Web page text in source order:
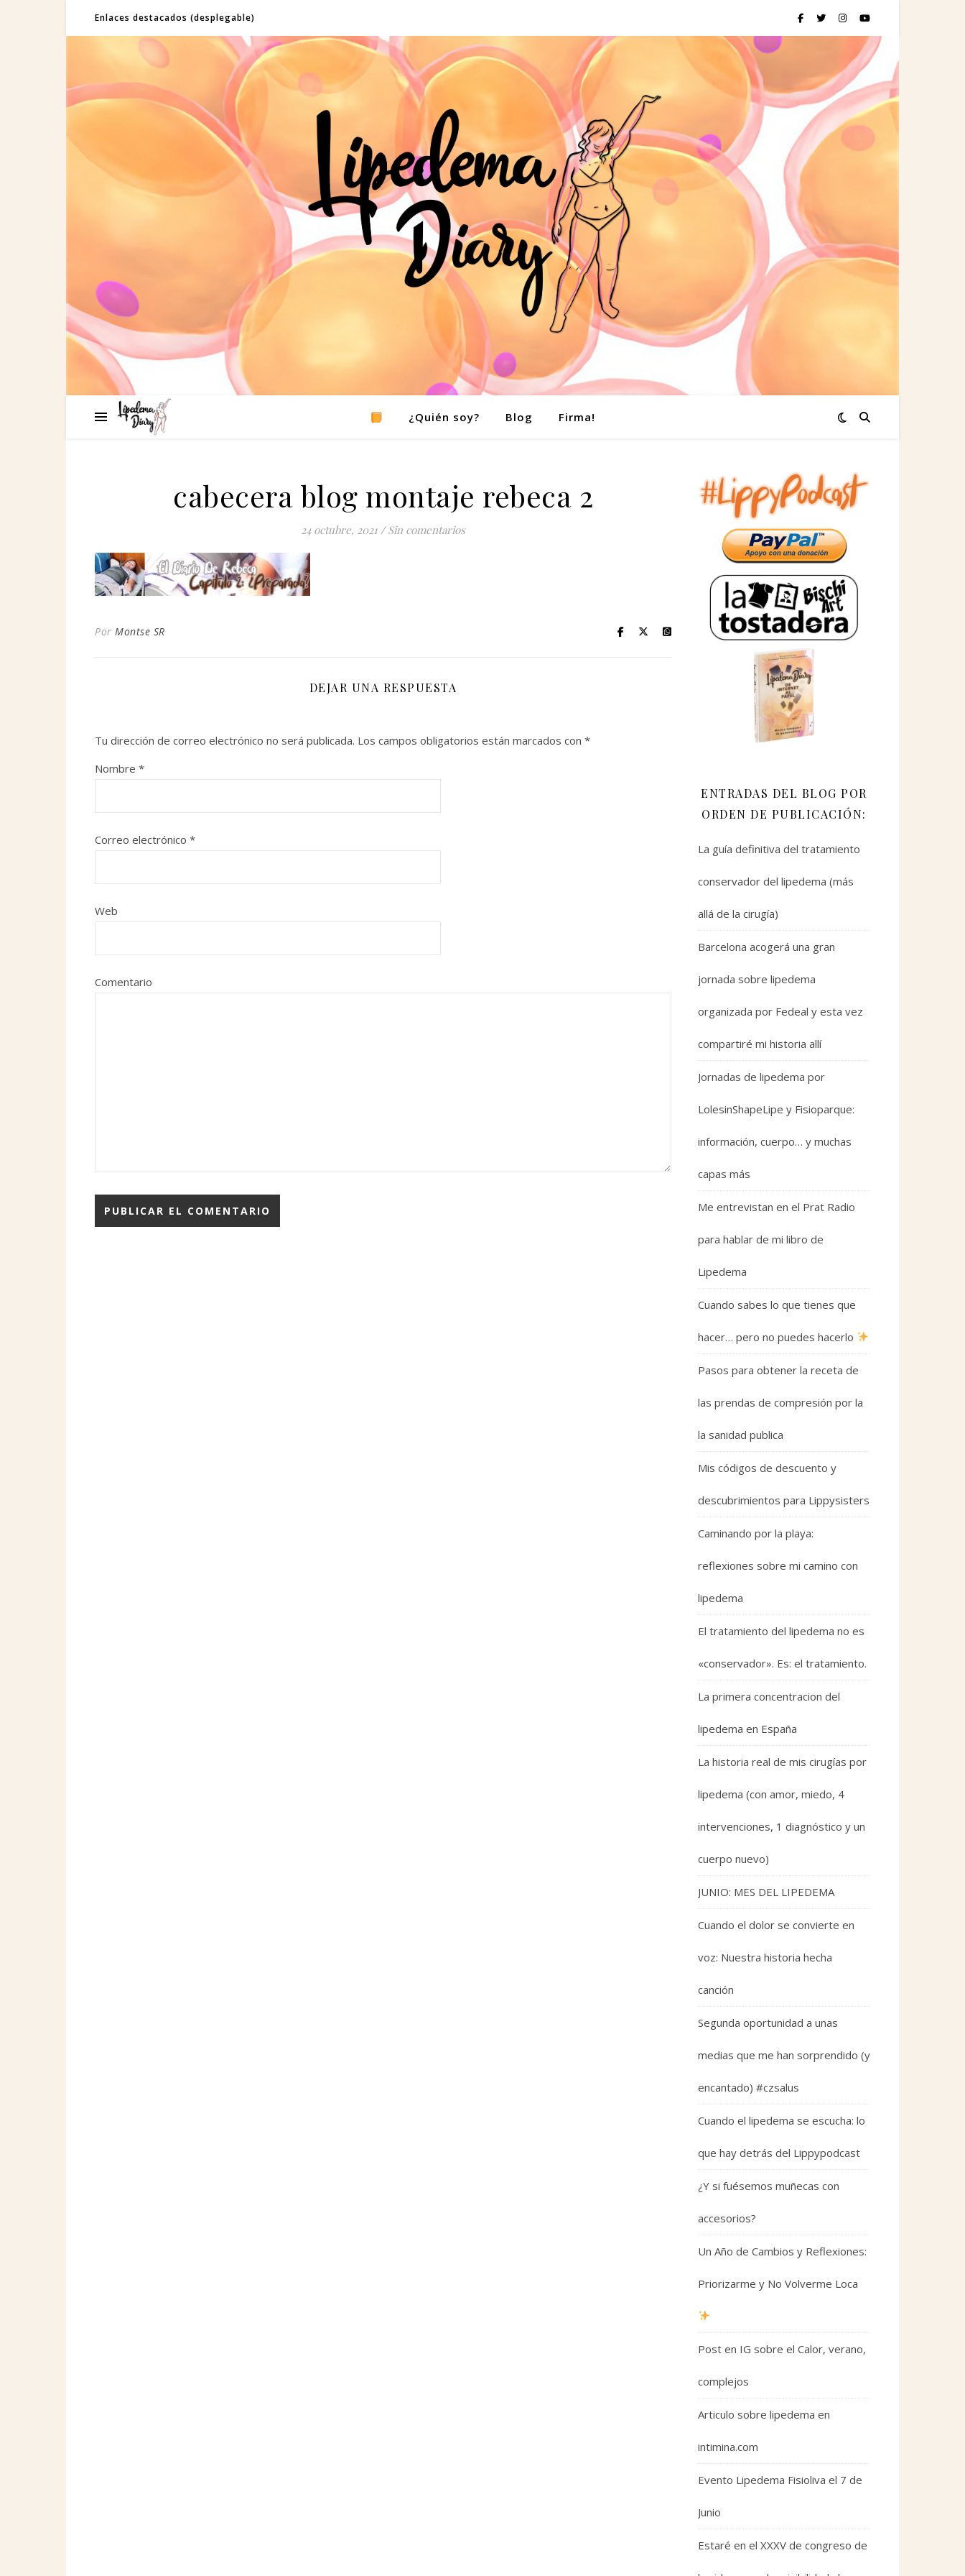
Enlaces destacados (desplegable)
¿Quién soy? Blog Firma!
cabecera blog montaje rebeca 2
24 octubre, 2021 / Sin comentarios
Por Montse SR
DEJAR UNA RESPUESTA
Tu dirección de correo electrónico no será publicada. Los campos obligatorios están marcados con *
Nombre *
Correo electrónico *
Web
Comentario
ENTRADAS DEL BLOG POR
ORDEN DE PUBLICACIÓN:
La guía definitiva del tratamiento
conservador del lipedema (más
allá de la cirugía)
Barcelona acogerá una gran
jornada sobre lipedema
organizada por Fedeal y esta vez
compartiré mi historia allí
Jornadas de lipedema por
LolesinShapeLipe y Fisioparque:
información, cuerpo… y muchas
capas más
Me entrevistan en el Prat Radio
para hablar de mi libro de
Lipedema
Cuando sabes lo que tienes que
hacer… pero no puedes hacerlo
Pasos para obtener la receta de
las prendas de compresión por la
la sanidad publica
Mis códigos de descuento y
descubrimientos para Lippysisters
Caminando por la playa:
reflexiones sobre mi camino con
lipedema
El tratamiento del lipedema no es
«conservador». Es: el tratamiento.
La primera concentracion del
lipedema en España
La historia real de mis cirugías por
lipedema (con amor, miedo, 4
intervenciones, 1 diagnóstico y un
cuerpo nuevo)
JUNIO: MES DEL LIPEDEMA
Cuando el dolor se convierte en
voz: Nuestra historia hecha
canción
Segunda oportunidad a unas
medias que me han sorprendido (y
encantado) #czsalus
Cuando el lipedema se escucha: lo
que hay detrás del Lippypodcast
¿Y si fuésemos muñecas con
accesorios?
Un Año de Cambios y Reflexiones:
Priorizarme y No Volverme Loca
Post en IG sobre el Calor, verano,
complejos
Articulo sobre lipedema en
intimina.com
Evento Lipedema Fisioliva el 7 de
Junio
Estaré en el XXXV de congreso de